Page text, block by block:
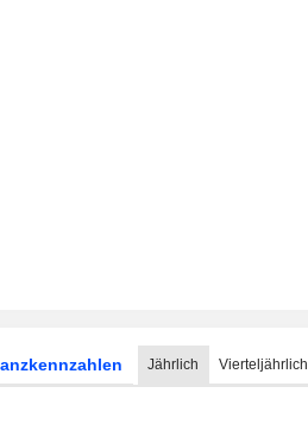
Jährlich Vierteljährlich